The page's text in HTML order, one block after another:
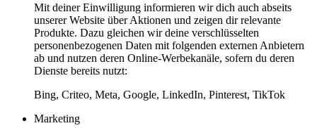
Mit deiner Einwilligung informieren wir dich auch abseits
unserer Website über Aktionen und zeigen dir relevante
Produkte. Dazu gleichen wir deine verschlüsselten
personenbezogenen Daten mit folgenden externen Anbietern
ab und nutzen deren Online-Werbekanäle, sofern du deren
Dienste bereits nutzt:
Bing, Criteo, Meta, Google, LinkedIn, Pinterest, TikTok
Marketing